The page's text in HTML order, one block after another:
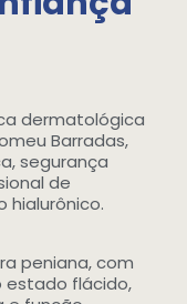
dermatológica
Barradas,
segurança
de
hialurônico.
peniana, com
estado flácido,